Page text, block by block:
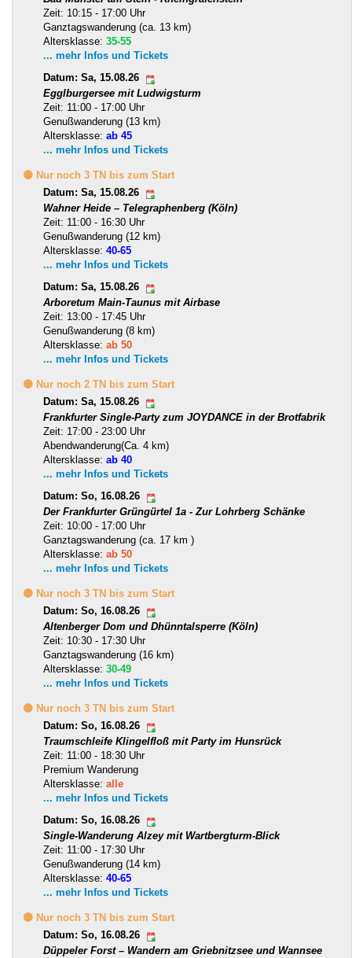
Zeit: 10:15 - 17:00 Uhr
Ganztagswanderung (ca. 13 km)
Altersklasse: 35-55
... mehr Infos und Tickets
Datum: Sa, 15.08.26
Egglburgersee mit Ludwigsturm
Zeit: 11:00 - 17:00 Uhr
Genußwanderung (13 km)
Altersklasse: ab 45
... mehr Infos und Tickets
🟡 Nur noch 3 TN bis zum Start
Datum: Sa, 15.08.26
Wahner Heide – Telegraphenberg (Köln)
Zeit: 11:00 - 16:30 Uhr
Genußwanderung (12 km)
Altersklasse: 40-65
... mehr Infos und Tickets
Datum: Sa, 15.08.26
Arboretum Main-Taunus mit Airbase
Zeit: 13:00 - 17:45 Uhr
Genußwanderung (8 km)
Altersklasse: ab 50
... mehr Infos und Tickets
🟡 Nur noch 2 TN bis zum Start
Datum: Sa, 15.08.26
Frankfurter Single-Party zum JOYDANCE in der Brotfabrik
Zeit: 17:00 - 23:00 Uhr
Abendwanderung(Ca. 4 km)
Altersklasse: ab 40
... mehr Infos und Tickets
Datum: So, 16.08.26
Der Frankfurter Grüngürtel 1a - Zur Lohrberg Schänke
Zeit: 10:00 - 17:00 Uhr
Ganztagswanderung (ca. 17 km )
Altersklasse: ab 50
... mehr Infos und Tickets
🟡 Nur noch 3 TN bis zum Start
Datum: So, 16.08.26
Altenberger Dom und Dhünntalsperre (Köln)
Zeit: 10:30 - 17:30 Uhr
Ganztagswanderung (16 km)
Altersklasse: 30-49
... mehr Infos und Tickets
🟡 Nur noch 3 TN bis zum Start
Datum: So, 16.08.26
Traumschleife Klingelfloß mit Party im Hunsrück
Zeit: 11:00 - 18:30 Uhr
Premium Wanderung
Altersklasse: alle
... mehr Infos und Tickets
Datum: So, 16.08.26
Single-Wanderung Alzey mit Wartbergturm-Blick
Zeit: 11:00 - 17:30 Uhr
Genußwanderung (14 km)
Altersklasse: 40-65
... mehr Infos und Tickets
🟡 Nur noch 3 TN bis zum Start
Datum: So, 16.08.26
Düppeler Forst – Wandern am Griebnitzsee und Wannsee